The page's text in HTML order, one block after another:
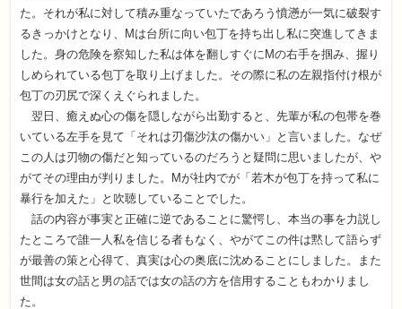
た。それが私に対して積み重なっていたであろう憤懣が一気に破裂す
るきっかけとなり、Mは台所に向い包丁を持ち出し私に突進してきま
した。身の危険を察知した私は体を翻しすぐにMの右手を掴み、握り
しめられている包丁を取り上げました。その際に私の左親指付け根が
包丁の刃尻で深くえぐられました。
翌日、癒えぬ心の傷を隠しながら出勤すると、先輩が私の包帯を巻
いている左手を見て「それは刃傷沙汰の傷かい」と言いました。なぜ
この人は刃物の傷だと知っているのだろうと疑問に思いましたが、や
がてその理由が判りました。Mが社内でが「若木が包丁を持って私に
暴行を加えた」と吹聴していることでした。
話の内容が事実と正確に逆であることに驚愕し、本当の事を力説し
たところで誰一人私を信じる者もなく、やがてこの件は黙して語らず
が最善の策と心得て、真実は心の奥底に沈めることにしました。また
世間は女の話と男の話では女の話の方を信用することもわかりまし
た。